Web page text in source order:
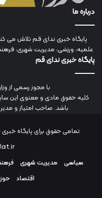
درباره ما
پایگاه خبری ندای قم تلاش می
علمیه، ورزشی، مدیریت شهری،
پایگاه خبری ندای قم
با مجوز رسمی از
کلیه حقوق مادی و معنوی این
باشد. صاحب امتیاز و
تمامی حقوق برای پایگاه
سیاسی
مدیریت شهری
اقتصاد